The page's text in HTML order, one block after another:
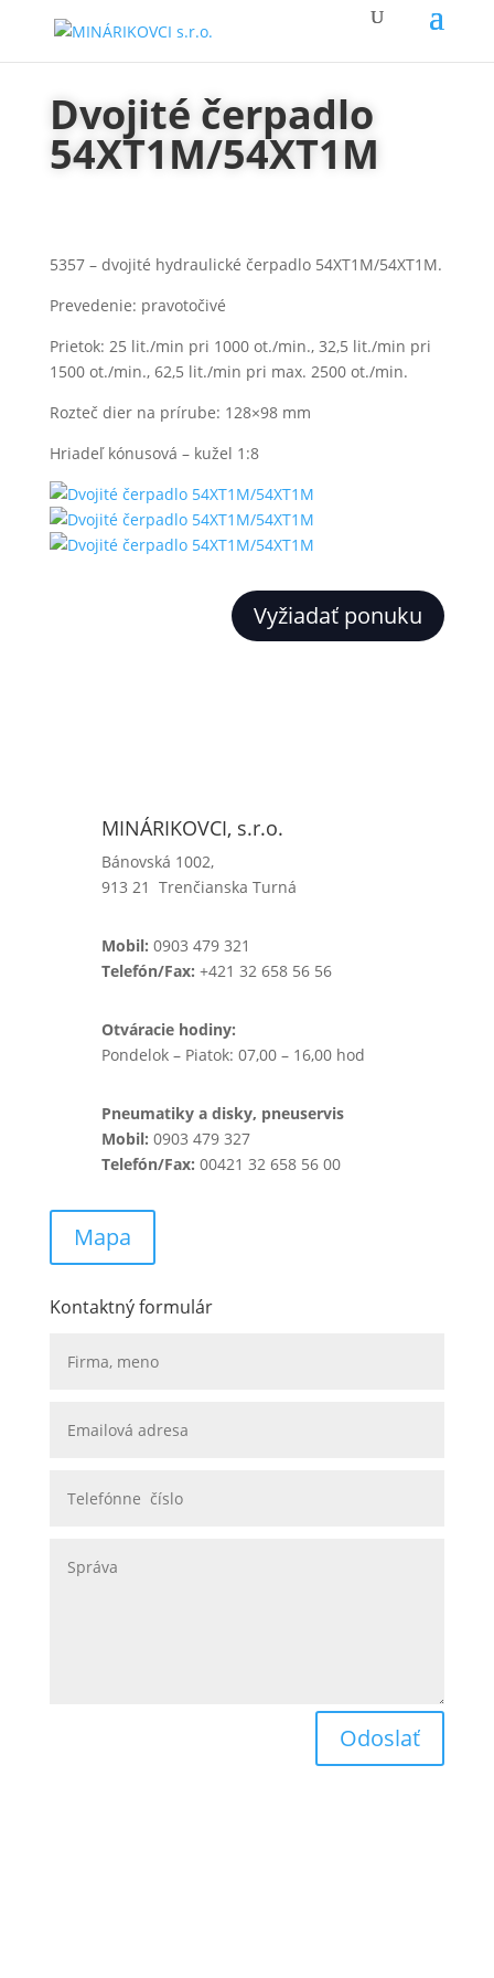
Dvojité čerpadlo
54XT1M/54XT1M
5357 – dvojité hydraulické čerpadlo 54XT1M/54XT1M.
Prevedenie: pravotočivé
Prietok: 25 lit./min pri 1000 ot./min., 32,5 lit./min pri
1500 ot./min., 62,5 lit./min pri max. 2500 ot./min.
Rozteč dier na prírube: 128×98 mm
Hriadeľ kónusová – kužel 1:8
Vyžiadať ponuku
MINÁRIKOVCI, s.r.o.
Bánovská 1002,
913 21 Trenčianska Turná
Mobil: 0903 479 321
Telefón/Fax: +421 32 658 56 56
Otváracie hodiny:
Pondelok – Piatok: 07,00 – 16,00 hod
Pneumatiky a disky, pneuservis
Mobil: 0903 479 327
Telefón/Fax: 00421 32 658 56 00
Mapa
Kontaktný formulár
Odoslať